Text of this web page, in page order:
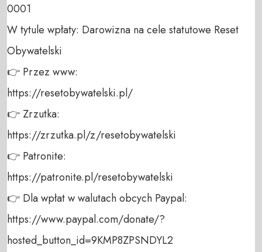
0001
W tytule wpłaty: Darowizna na cele statutowe Reset
Obywatelski
👉 Przez www:
https://resetobywatelski.pl/
👉 Zrzutka:
https://zrzutka.pl/z/resetobywatelski
👉 Patronite:
https://patronite.pl/resetobywatelski
👉 Dla wpłat w walutach obcych Paypal:
https://www.paypal.com/donate/?
hosted_button_id=9KMP8ZPSNDYL2